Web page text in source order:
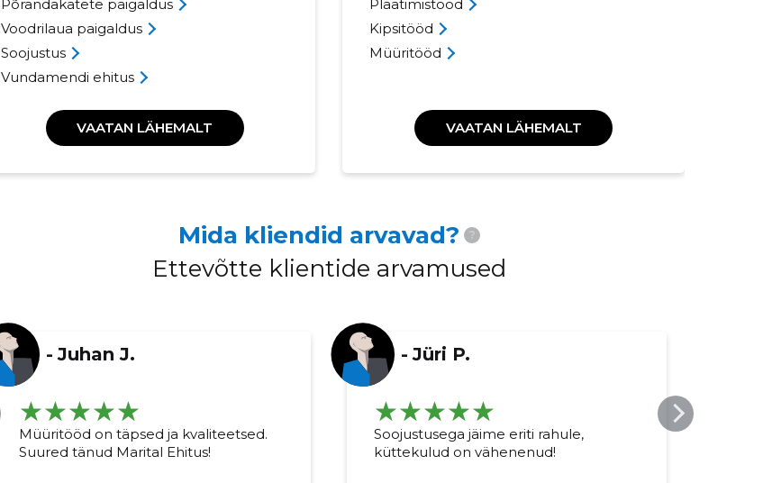
Põrandakatete paigaldus
Voodrilaua paigaldus
Soojustus
Vundamendi ehitus
VAATAN LÄHEMALT
Plaatimistööd
Kipsitööd
Müüritööd
VAATAN LÄHEMALT
Mida kliendid arvavad? ?
Ettevõtte klientide arvamused
- Juhan J.
Müüritööd on täpsed ja kvaliteetsed.
Suured tänud Marital Ehitus!
- Jüri P.
Soojustusega jäime eriti rahule,
küttekulud on vähenenud!